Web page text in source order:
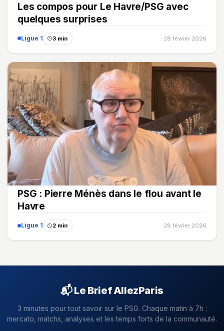
Les compos pour Le Havre/PSG avec
quelques surprises
Ligue 1 3 min 28 février 2026
PSG : Pierre Ménès dans le flou avant le
Havre
Ligue 1 2 min 28 février 2026
📬 Le Brief AllezParis
3 minutes pour tout savoir sur le PSG. Chaque matin à 7h :
mercato, matchs, analyses et les temps forts de la communauté.